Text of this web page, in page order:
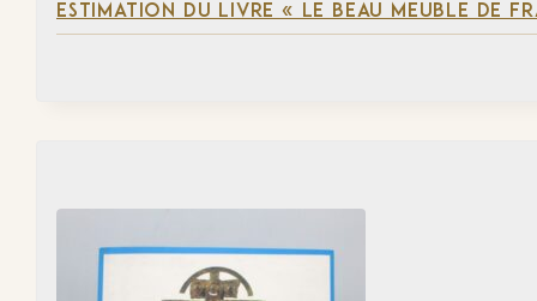
ESTIMATION DU LIVRE « LE BEAU MEUBLE DE